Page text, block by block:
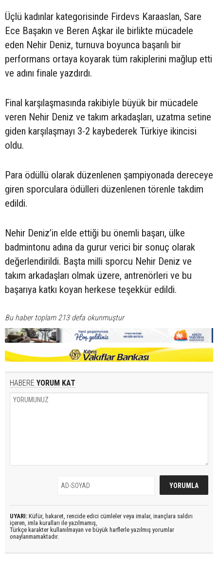
Üçlü kadınlar kategorisinde Firdevs Karaaslan, Sare
Ece Başakın ve Beren Aşkar ile birlikte mücadele
eden Nehir Deniz, turnuva boyunca başarılı bir
performans ortaya koyarak tüm rakiplerini mağlup etti
ve adını finale yazdırdı.
Final karşılaşmasında rakibiyle büyük bir mücadele
veren Nehir Deniz ve takım arkadaşları, uzatma setine
giden karşılaşmayı 3-2 kaybederek Türkiye ikincisi
oldu.
Para ödüllü olarak düzenlenen şampiyonada dereceye
giren sporculara ödülleri düzenlenen törenle takdim
edildi.
Nehir Deniz’in elde ettiği bu önemli başarı, ülke
badmintonu adına da gurur verici bir sonuç olarak
değerlendirildi. Başta milli sporcu Nehir Deniz ve
takım arkadaşları olmak üzere, antrenörleri ve bu
başarıya katkı koyan herkese teşekkür edildi.
Bu haber toplam 213 defa okunmuştur
HABERE YORUM KAT
UYARI: Küfür, hakaret, rencide edici cümleler veya imalar, inançlara saldırı
içeren, imla kuralları ile yazılmamış,
Türkçe karakter kullanılmayan ve büyük harflerle yazılmış yorumlar
onaylanmamaktadır.